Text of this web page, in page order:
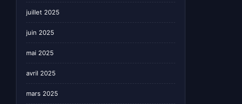
juillet 2025
juin 2025
mai 2025
avril 2025
mars 2025